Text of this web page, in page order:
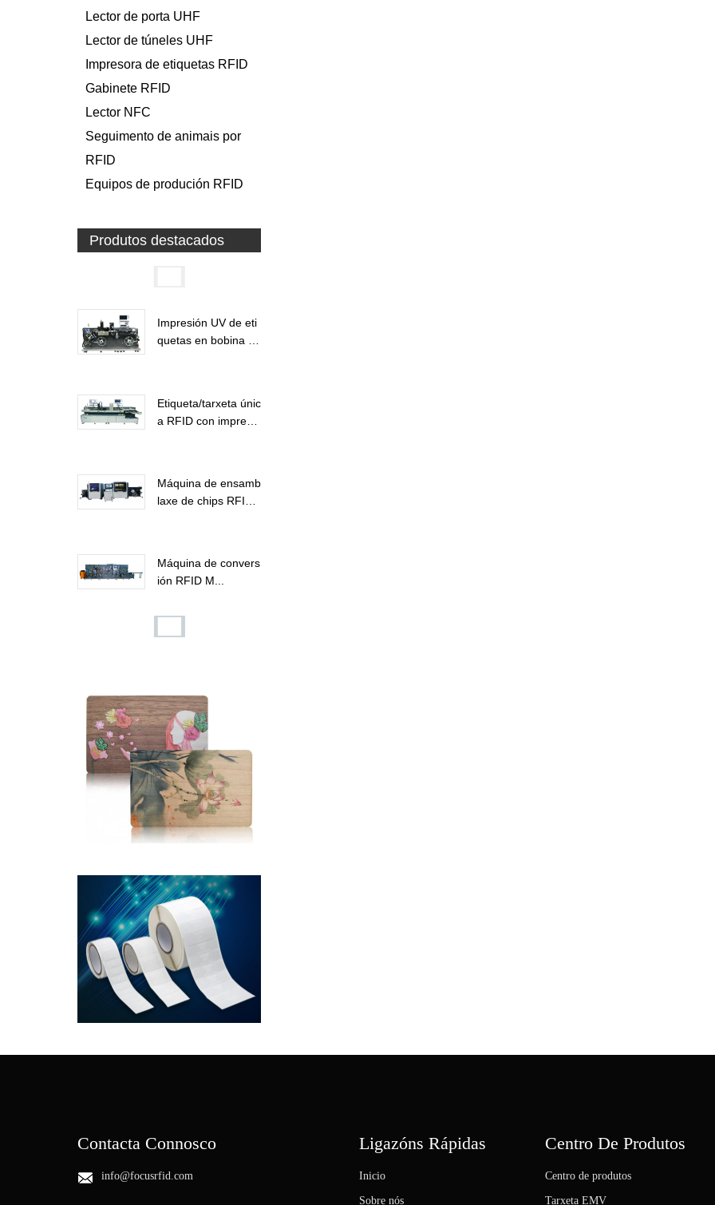
Lector de porta UHF
Lector de túneles UHF
Impresora de etiquetas RFID
Gabinete RFID
Lector NFC
Seguimento de animais por
RFID
Equipos de produción RFID
Produtos destacados
Impresión UV de eti
quetas en bobina R
Etiqueta/tarxeta únic
a RFID con impresió
Máquina de ensamb
laxe de chips RFI
Máquina de convers
ión RFID M...
Contacta Connosco
info@focusrfid.com
Ligazóns Rápidas
Inicio
Sobre nós
Centro De Produtos
Centro de produtos
Tarxeta EMV